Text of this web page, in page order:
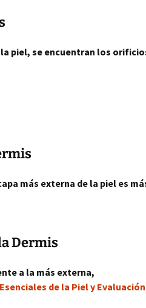
la piel, se encuentran los
más externa de la piel es
Dermis
a la más externa,
de la Piel y